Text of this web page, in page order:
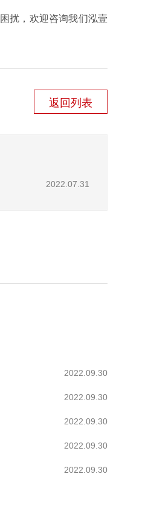
扰，欢迎咨询我们泓壹
返回列表
2022.07.31
2022.09.30
2022.09.30
2022.09.30
2022.09.30
2022.09.30